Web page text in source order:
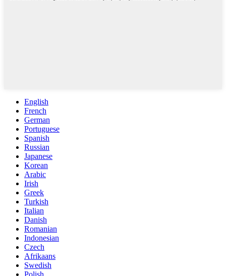
English
French
German
Portuguese
Spanish
Russian
Japanese
Korean
Arabic
Irish
Greek
Turkish
Italian
Danish
Romanian
Indonesian
Czech
Afrikaans
Swedish
Polish